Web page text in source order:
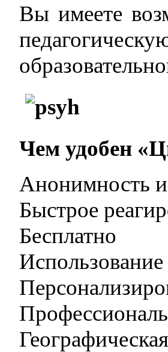
Вы имеете
Чем удобен
Анонимность
Быстрое
Бесплатно